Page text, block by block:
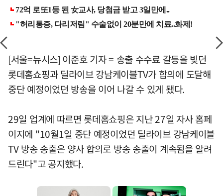
[서울=뉴시스] 이준호 기자 = 송출 수수료 갈등을 빚던
롯데홈쇼핑과 딜라이브 강남케이블TV가 합의에 도달해
중단 예정이었던 방송을 이어 나갈 수 있게 됐다.
29일 업계에 따르면 롯데홈쇼핑은 지난 27일 자사 홈페
이지에 "10월1일 중단 예정이었던 딜라이브 강남케이블
TV 방송 송출은 양사 합의로 방송 송출이 계속됨을 알려
드린다"고 공지했다.